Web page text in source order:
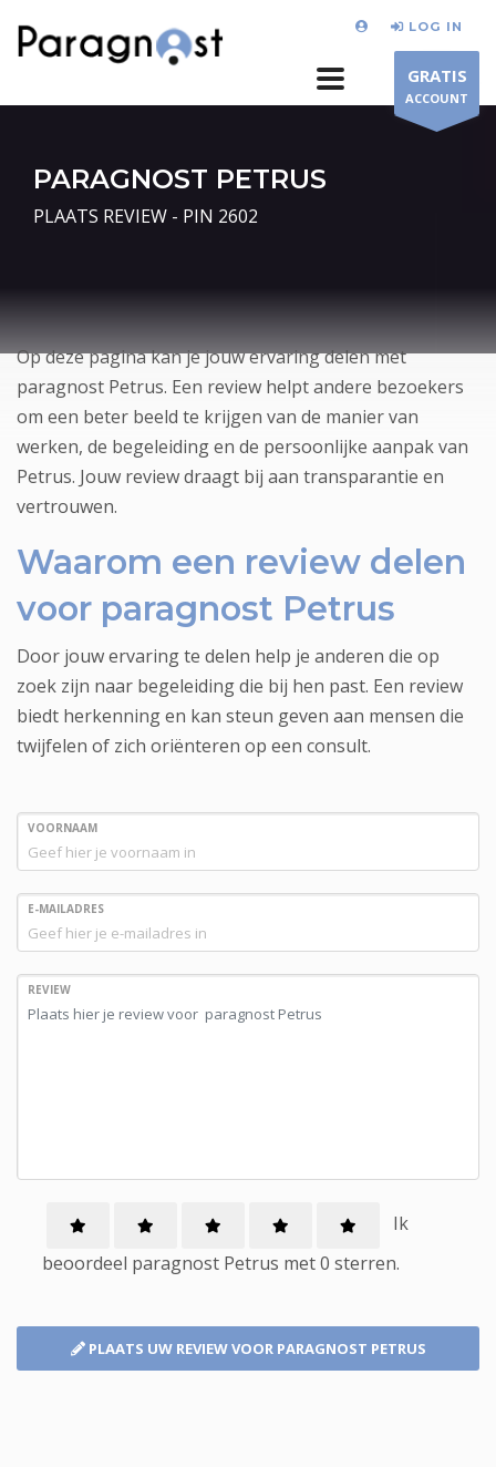
LOG IN
GRATIS
ACCOUNT
PARAGNOST PETRUS
PLAATS REVIEW - PIN 2602
Op deze pagina kan je jouw ervaring delen met
paragnost Petrus. Een review helpt andere bezoekers
om een beter beeld te krijgen van de manier van
werken, de begeleiding en de persoonlijke aanpak van
Petrus. Jouw review draagt bij aan transparantie en
vertrouwen.
Waarom een review delen
voor paragnost Petrus
Door jouw ervaring te delen help je anderen die op
zoek zijn naar begeleiding die bij hen past. Een review
biedt herkenning en kan steun geven aan mensen die
twijfelen of zich oriënteren op een consult.
VOORNAAM
E-MAILADRES
REVIEW
Ik
beoordeel paragnost Petrus met0 sterren.
PLAATS UW REVIEW VOOR PARAGNOST PETRUS